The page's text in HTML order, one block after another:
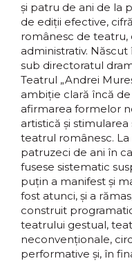
și patru de ani de la
de ediții efective,
românesc de teatru,
administrativ.
sub directoratul
Teatrul „Andrei
ambiție clară încă
afirmarea formelor
artistică și
teatrul românesc.
patruzeci de ani în
fusese sistematic
puțin a manifest și
fost atunci, și a
construit
teatrului gestual,
neconvenționale,
performative și, în